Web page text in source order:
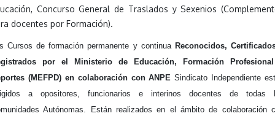
Concurso General de Traslados y Sexenios
docentes por Formación).
Cursos de formación permanente y continuaReconocidos,
por el Ministerio de Educación, Formación
(MEFPD) en colaboración con ANPE Sindicato Independiente
a opositores, funcionarios e interinos docentes de todas
Autónomas. Están realizados en el ámbito de colaboración